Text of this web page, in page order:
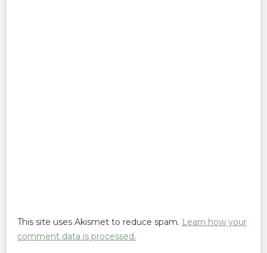
This site uses Akismet to reduce spam. Learn how your
comment data is processed.